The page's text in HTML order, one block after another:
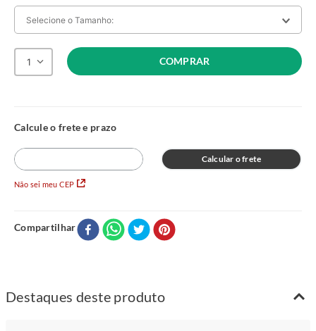
Selecione o Tamanho:
A:N/AL:78C:188
Solteiro
A:20L:
Casal
20L:138 C:188
Queen
20L:158C:198 R$ 1.207,00no Pix
1 COMPRAR
Não sei meu CEP
Calcular o frete
Compartilhar
Destaques deste produto